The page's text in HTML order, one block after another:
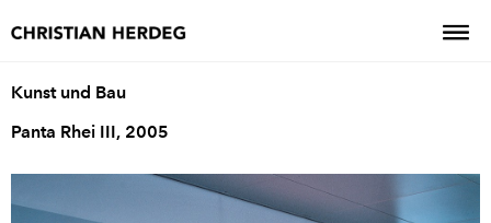
Kunst und Bau
Panta Rhei III, 2005